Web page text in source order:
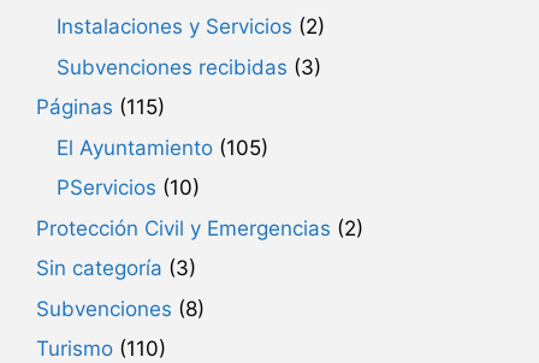
Instalaciones y Servicios (2)
Subvenciones recibidas (3)
Páginas (115)
El Ayuntamiento (105)
PServicios (10)
Protección Civil y Emergencias (2)
Sin categoría (3)
Subvenciones (8)
Turismo (110)